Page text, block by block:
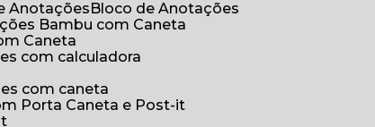
Anotações
Bloco de Anotações
Bambu com Caneta
Caneta
com calculadora
com caneta
Porta Caneta e Post-it